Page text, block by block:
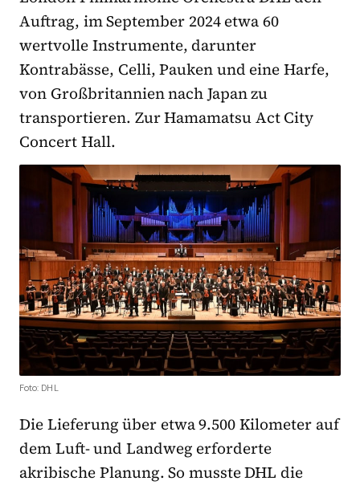
Auftrag, im September 2024 etwa 60
wertvolle Instrumente, darunter
Kontrabässe, Celli, Pauken und eine Harfe,
von Großbritannien nach Japan zu
transportieren. Zur Hamamatsu Act City
Concert Hall.
Foto: DHL
Die Lieferung über etwa 9.500 Kilometer auf
dem Luft- und Landweg erforderte
akribische Planung. So musste DHL die